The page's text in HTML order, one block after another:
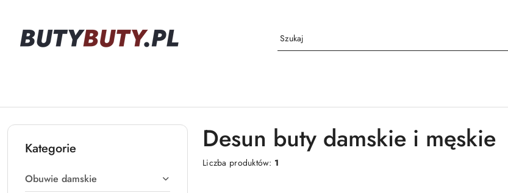
Kategorie
Obuwie damskie
Desun buty damskie i męskie
Liczba produktów: 1